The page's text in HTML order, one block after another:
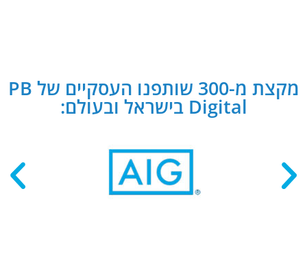
מקצת מ-300 שותפנו העסקיים של PB
Digital בישראל ובעולם: